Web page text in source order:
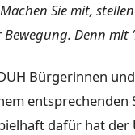
Sie mit,
Bewegung. Denn
Bürgerinnen
dafür hat